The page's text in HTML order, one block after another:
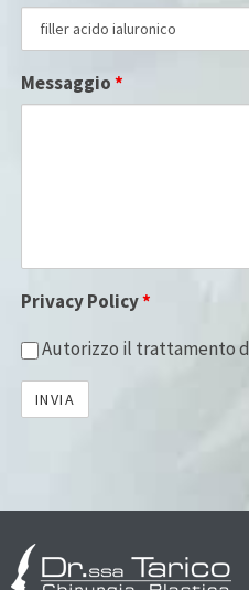
Messaggio*
Privacy Policy*
Autorizzo il trattamento